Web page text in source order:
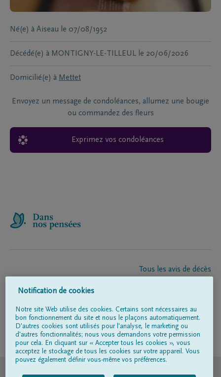
Né(e) à Aiseau le 07/08/1952
Décédé(e) à MONTIGNY-LE-TILLEUL le 20/06/2026
Domicilié(e) à Mettet
Envoyez un message de condoléances, allumez une bougie
ou commandez des fleurs
Exprimez vos condoléances
Tous les avis de décès
Entrepreneur de pompes funèbres
Suivez-nous sur
Notification de cookies
Notre site Web utilise des cookies. Certains sont nécessaires au
bon fonctionnement du site et nous le plaçons automatiquement.
D'autres cookies sont utilisés pour l'analyse, le marketing ou
d'autres fonctionnalités; nous vous demandons votre permission
pour cela. En cliquant sur « Accepter tous les cookies », vous
acceptez le stockage de tous les cookies sur votre appareil. Vous
pouvez également définir vous-même vos préférences.